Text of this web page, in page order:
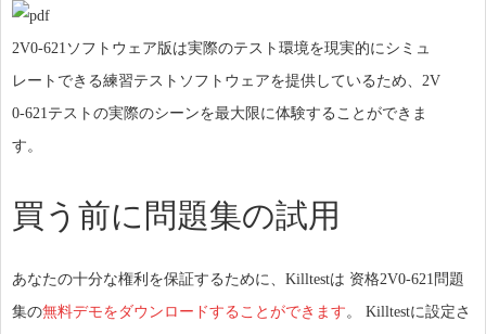
2V0-621ソフトウェア版は実際のテスト環境を現実的にシミュ
レートできる練習テストソフトウェアを提供しているため、2V
0-621テストの実際のシーンを最大限に体験することができま
す。
買う前に問題集の試用
あなたの十分な権利を保証するために、Killtestは 资格2V0-621問題
集の無料デモをダウンロードすることができます 。 Killtestに設定さ